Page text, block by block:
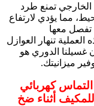
الخارجي تمنع طرد
مما يؤدي لارتفاع
معها
تنهار العوازل
غسيلنا الدوري هو
ميزانيتك.
كهربائي
أثناء ضخ